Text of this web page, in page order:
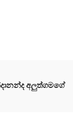
අලුත්ගමගේ